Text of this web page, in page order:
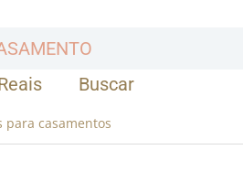
Buscar
para casamentos